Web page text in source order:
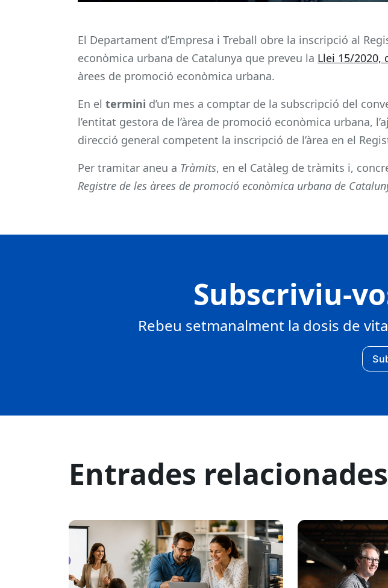
El Departament d’Empresa i Treball obre la inscripció al
econòmica urbana de Catalunya que preveu la Llei 15/2020,
àrees de promoció econòmica urbana.
En el termini d’un mes a comptar de la subscripció del
l’entitat gestora de l’àrea de promoció econòmica urbana,
direcció general competent la inscripció de l’àrea en el
Per tramitar aneu a Tràmits, en el Catàleg de tràmits i,
Registre de les àrees de promoció econòmica urbana de
Subscriviu-
Rebeu setmanalment la dosis de
Entrades relacionades